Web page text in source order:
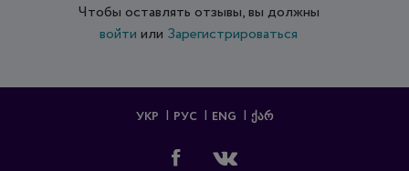
Чтобы оставлять отзывы, вы должны
войти или Зарегистрироваться
УКР РУС ENG ᲥᲐᲠ